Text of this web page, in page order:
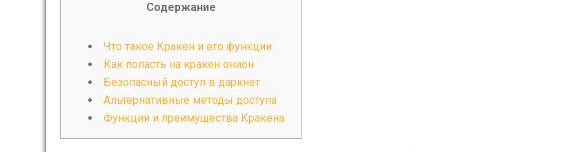
Содержание
Что такое Кракен и его функции
Как попасть на кракен онион
Безопасный доступ в даркнет
Альтернативные методы доступа
Функции и преимущества Кракена